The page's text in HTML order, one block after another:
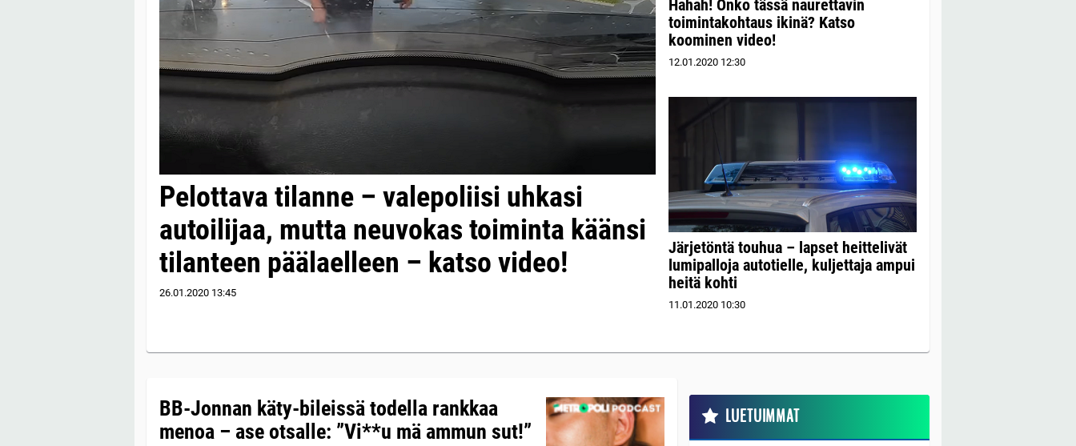
Pelottava tilanne – valepoliisi uhkasi
autoilijaa, mutta neuvokas toiminta käänsi
tilanteen päälaelleen – katso video!
26.01.2020 13:45
Hahah! Onko tässä naurettavin
toimintakohtaus ikinä? Katso
koominen video!
12.01.2020 12:30
Järjetöntä touhua – lapset heittelivät
lumipalloja autotielle, kuljettaja ampui
heitä kohti
11.01.2020 10:30
BB-Jonnan käty-bileissä todella rankkaa
menoa – ase otsalle: ”Vi**u mä ammun sut!”
LUETUIMMAT